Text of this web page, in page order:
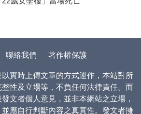
聯絡我們 著作權保護
實時上傳文章的方式運作，本站對所
性及立場等，不負任何法律責任。而
文者個人意見，並非本網站之立場，
應自行判斷內容之真實性。發文者擁